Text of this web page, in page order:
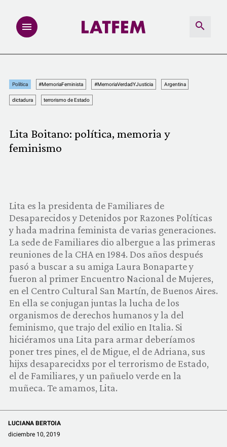
INVESTIGACIONES
REDACCIÓN ABIERTA
PRODUCTOS
COMUNIDAD
QUIÉNES SOMOS
Política #MemoriaFeminista #MemoriaVerdadYJusticia Argentina
dictadura terrorismo de Estado
Lita Boitano: política, memoria y
feminismo
Lita es la presidenta de Familiares de
Desaparecidos y Detenidos por Razones Políticas
y hada madrina feminista de varias generaciones.
La sede de Familiares dio albergue a las primeras
reuniones de la CHA en 1984. Dos años después
pasó a buscar a su amiga Laura Bonaparte y
fueron al primer Encuentro Nacional de Mujeres,
en el Centro Cultural San Martín, de Buenos Aires.
En ella se conjugan juntas la lucha de los
organismos de derechos humanos y la del
feminismo, que trajo del exilio en Italia. Si
hiciéramos una Lita para armar deberíamos
poner tres pines, el de Migue, el de Adriana, sus
hijxs desaparecidxs por el terrorismo de Estado,
el de Familiares, y un pañuelo verde en la
muñeca. Te amamos, Lita.
LUCIANA BERTOIA
diciembre 10, 2019